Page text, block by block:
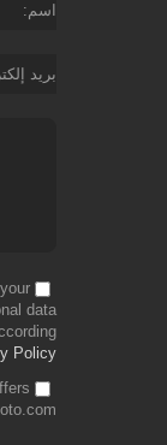
اسم
بريد
data
Policy